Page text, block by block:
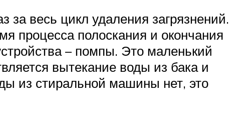
за весь цикл удаления загрязнений.
процесса полоскания и окончания
– помпы. Это маленький
вытекание воды из бака и
из стиральной машины нет, это